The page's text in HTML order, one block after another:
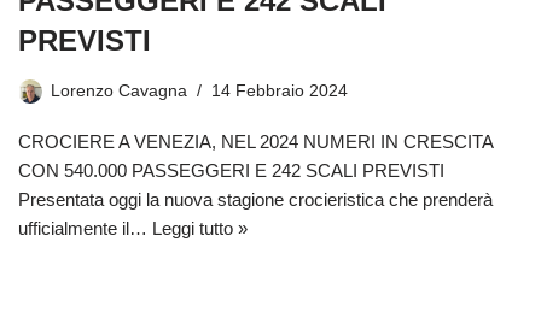
PREVISTI
Lorenzo Cavagna 14 Febbraio 2024
CROCIERE A VENEZIA, NEL 2024 NUMERI IN CRESCITA
CON 540.000 PASSEGGERI E 242 SCALI PREVISTI
Presentata oggi la nuova stagione crocieristica che prenderà
ufficialmente il… Leggi tutto »